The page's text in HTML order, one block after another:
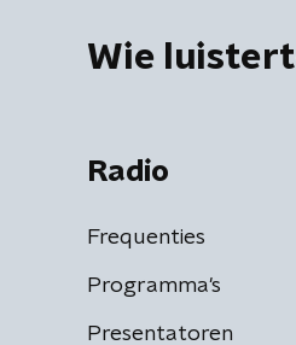
Wie luistert
Radio
Frequenties
Programma's
Presentatoren